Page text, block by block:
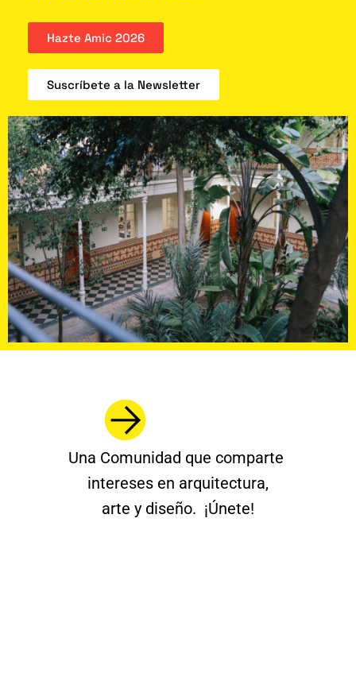
Hazte Amic 2026
Suscríbete a la Newsletter
Una Comunidad que comparte
intereses en arquitectura,
arte y diseño. ¡Únete!